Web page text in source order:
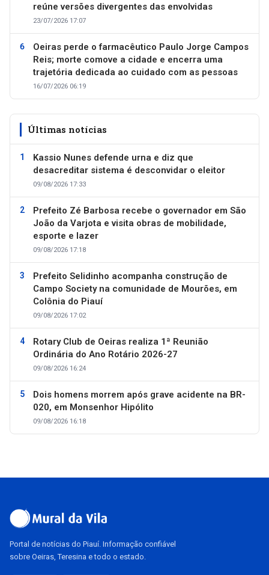
reúne versões divergentes das envolvidas
23/07/2026 17:07
Oeiras perde o farmacêutico Paulo Jorge Campos
Reis; morte comove a cidade e encerra uma
trajetória dedicada ao cuidado com as pessoas
16/07/2026 06:19
Últimas notícias
Kassio Nunes defende urna e diz que
desacreditar sistema é desconvidar o eleitor
09/08/2026 17:33
Prefeito Zé Barbosa recebe o governador em São
João da Varjota e visita obras de mobilidade,
esporte e lazer
09/08/2026 17:18
Prefeito Selidinho acompanha construção de
Campo Society na comunidade de Mourões, em
Colônia do Piauí
09/08/2026 17:02
Rotary Club de Oeiras realiza 1ª Reunião
Ordinária do Ano Rotário 2026-27
09/08/2026 16:24
Dois homens morrem após grave acidente na BR-
020, em Monsenhor Hipólito
09/08/2026 16:18
Portal de notícias do Piauí. Informação confiável
sobre Oeiras, Teresina e todo o estado.